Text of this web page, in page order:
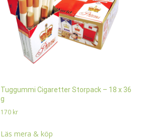
Tuggummi Cigaretter Storpack – 18 x 36
g
170 kr
Läs mera & köp